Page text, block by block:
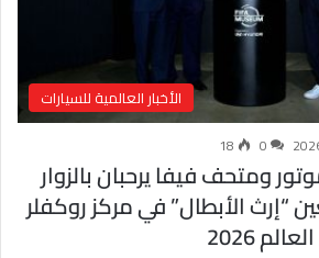
الأخبار العالمية للسيارات
0
18
ومتحف فيفا يرحبان بالزوار
“إرث الأبطال” في مركز روكفلر
2026